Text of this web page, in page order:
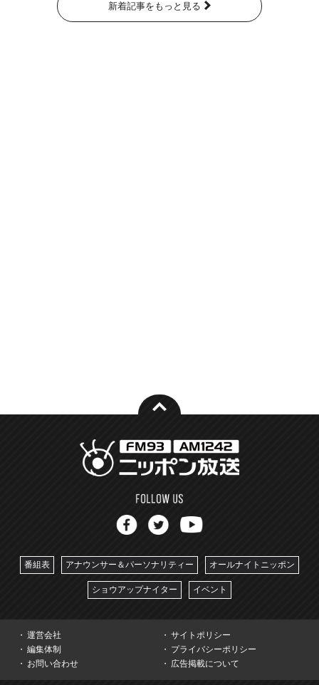
新着記事をもっと見る
番組表 アナウンサー＆パーソナリティー オールナイトニッポン
ショウアップナイター イベント
運営会社
サイトポリシー
編集体制
プライバシーポリシー
お問い合わせ
広告掲載について